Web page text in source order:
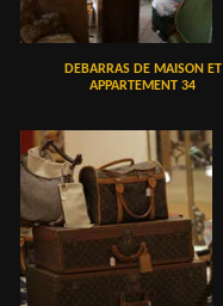
DEBARRAS DE MAISON ET
APPARTEMENT 34